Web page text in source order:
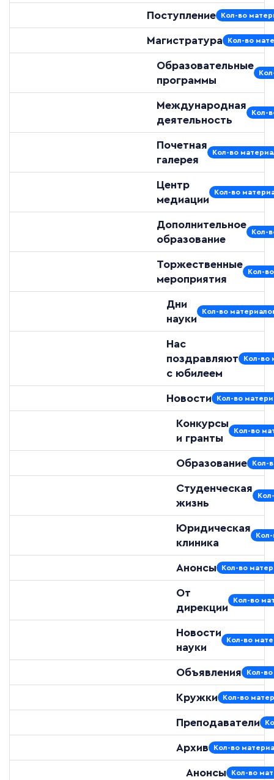
Поступление Кол-во
Магистратура Кол-во
Образовательные
программы
Международная
деятельность
Кол-
Почетная
галерея
Кол-во
Центр
медиации
Кол-во
Дополнительное
образование
Кол-
Торжественные
мероприятия
Кол-
Дни
науки
Кол-во
Нас
поздравляют
с юбилеем
Кол-во
Новости Кол-во
Конкурсы
и гранты
Кол-во
Образование Кол-
Студенческая
жизнь
Юридическая
клиника
Кол-
Анонсы Кол-во
От
дирекции
Кол-во
Новости
науки
Кол-во
Объявления Кол-во
Кружки Кол-во
Преподаватели
Архив Кол-во
Анонсы Кол-во